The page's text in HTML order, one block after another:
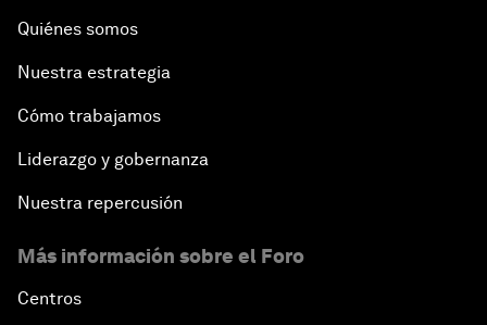
Quiénes somos
Nuestra estrategia
Cómo trabajamos
Liderazgo y gobernanza
Nuestra repercusión
Más información sobre el Foro
Centros